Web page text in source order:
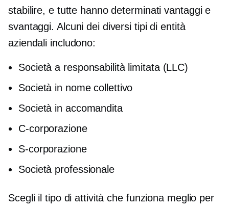
stabilire, e tutte hanno determinati vantaggi e
svantaggi. Alcuni dei diversi tipi di entità
aziendali includono:
Società a responsabilità limitata (LLC)
Società in nome collettivo
Società in accomandita
C-corporazione
S-corporazione
Società professionale
Scegli il tipo di attività che funziona meglio per